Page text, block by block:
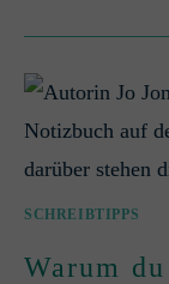
SCHREIBTIPPS
Warum